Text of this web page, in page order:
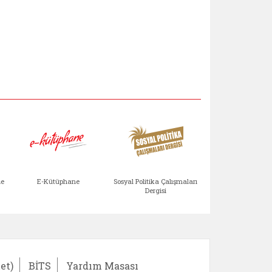
E-Kütüphane
Sosyal Politika Çalışmaları
Dergisi
BİTS Yardım Masası